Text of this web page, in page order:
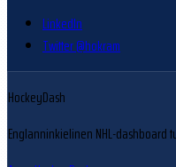
LinkedIn
Twitter @hokram
HockeyDash
Englanninkielinen NHL-